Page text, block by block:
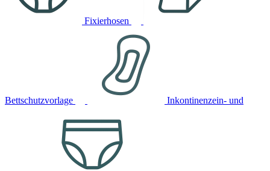
Fixierhosen
Bettschutzvorlage Inkontinenzein- und